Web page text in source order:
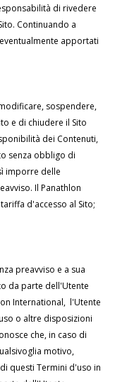
di rivedere
Continuando a
apportati
sospendere,
e di chiudere il Sito
dei Contenuti,
senza obbligo di
imporre delle
Il Panathlon
d'accesso al Sito;
preavviso e a sua
da parte dell'Utente
International, l'Utente
o altre disposizioni
che, in caso di
motivo,
questi Termini d'uso in